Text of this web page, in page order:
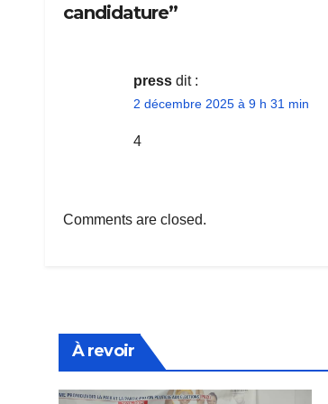
candidature”
press dit :
2 décembre 2025 à 9 h 31 min
4
Comments are closed.
À revoir